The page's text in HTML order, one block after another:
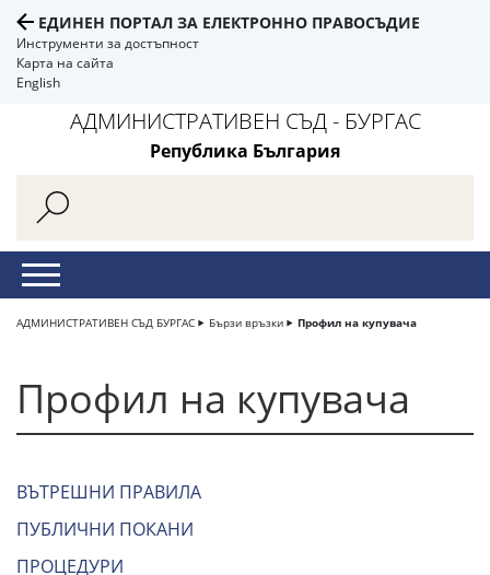
ЕДИНЕН ПОРТАЛ ЗА ЕЛЕКТРОННО ПРАВОСЪДИЕ
Инструменти за достъпност
Карта на сайта
English
АДМИНИСТРАТИВЕН СЪД - БУРГАС
Република България
АДМИНИСТРАТИВЕН СЪД БУРГАС Бързи връзки Профил на купувача
Профил на купувача
ВЪТРЕШНИ ПРАВИЛА
ПУБЛИЧНИ ПОКАНИ
ПРОЦЕДУРИ